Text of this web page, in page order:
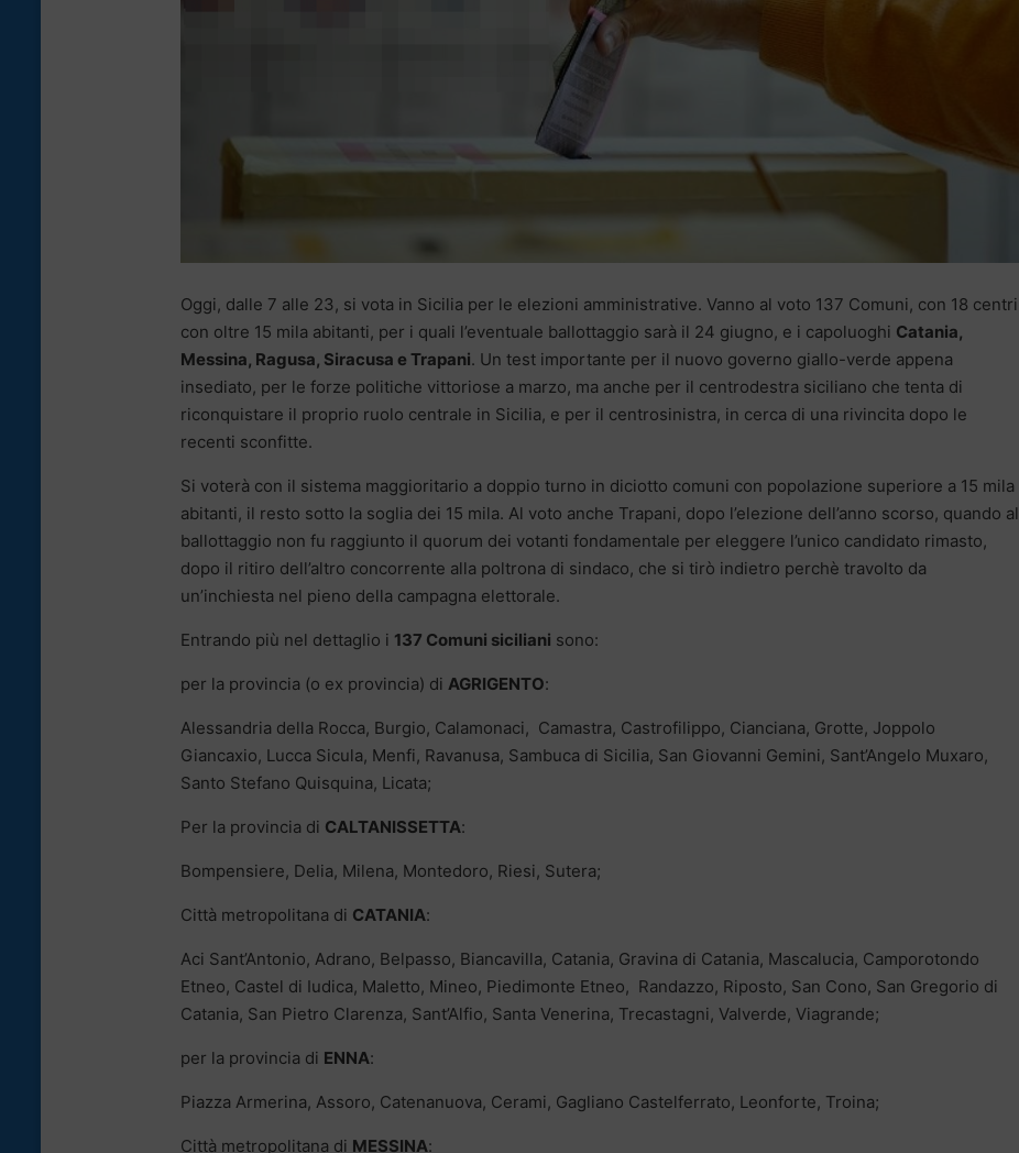
Oggi, dalle 7 alle 23, si vota in Sicilia per le elezioni amministrative. Vanno al voto 137 Comuni, con 18 centri
con oltre 15 mila abitanti, per i quali l’eventuale ballottaggio sarà il 24 giugno, e i capoluoghi Catania,
Messina, Ragusa, Siracusa e Trapani. Un test importante per il nuovo governo giallo-verde appena
insediato, per le forze politiche vittoriose a marzo, ma anche per il centrodestra siciliano che tenta di
riconquistare il proprio ruolo centrale in Sicilia, e per il centrosinistra, in cerca di una rivincita dopo le
recenti sconfitte.
Si voterà con il sistema maggioritario a doppio turno in diciotto comuni con popolazione superiore a 15 mila
abitanti, il resto sotto la soglia dei 15 mila. Al voto anche Trapani, dopo l’elezione dell’anno scorso, quando al
ballottaggio non fu raggiunto il quorum dei votanti fondamentale per eleggere l’unico candidato rimasto,
dopo il ritiro dell’altro concorrente alla poltrona di sindaco, che si tirò indietro perchè travolto da
un’inchiesta nel pieno della campagna elettorale.
Entrando più nel dettaglio i 137 Comuni siciliani sono:
per la provincia (o ex provincia) di AGRIGENTO:
Alessandria della Rocca, Burgio, Calamonaci, Camastra, Castrofilippo, Cianciana, Grotte, Joppolo
Giancaxio, Lucca Sicula, Menfi, Ravanusa, Sambuca di Sicilia, San Giovanni Gemini, Sant’Angelo Muxaro,
Santo Stefano Quisquina, Licata;
Per la provincia di CALTANISSETTA:
Bompensiere, Delia, Milena, Montedoro, Riesi, Sutera;
Città metropolitana di CATANIA:
Aci Sant’Antonio, Adrano, Belpasso, Biancavilla, Catania, Gravina di Catania, Mascalucia, Camporotondo
Etneo, Castel di Iudica, Maletto, Mineo, Piedimonte Etneo, Randazzo, Riposto, San Cono, San Gregorio di
Catania, San Pietro Clarenza, Sant’Alfio, Santa Venerina, Trecastagni, Valverde, Viagrande;
per la provincia di ENNA:
Piazza Armerina, Assoro, Catenanuova, Cerami, Gagliano Castelferrato, Leonforte, Troina;
Città metropolitana di MESSINA: